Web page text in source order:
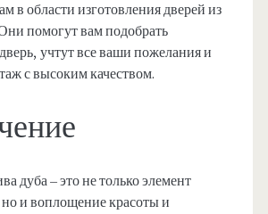
в области изготовления дверей из
помогут вам подобрать
учтут все ваши пожелания и
с высоким качеством.
дуба – это не только элемент
но и воплощение красоты и